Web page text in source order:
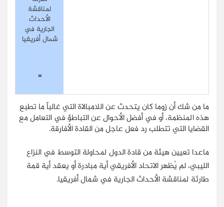
لمناقشة
الأحداث
الجارية في
شمال أفريقيا
"
ما من شك أن زوما كان يتحدث عن اللامبالاة التي غالباً ما تطبع
هذه المنظمة، أو في أفضل الأحوال عن التباطؤ في التعامل مع
القضايا التي تتطلب رد فعل عاجل من القادة الأفارقة.
ماعدا تعيين هيئة من قادة الدول لمحاولة التوسط في النزاع
الليبي، لم يُظهر الاتحاد الأفريقي أية مبادرة أو يعقد أية قمة
طارئة لمناقشة الأحداث الجارية في شمال أفريقيا.